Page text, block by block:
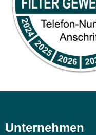
Unternehmen